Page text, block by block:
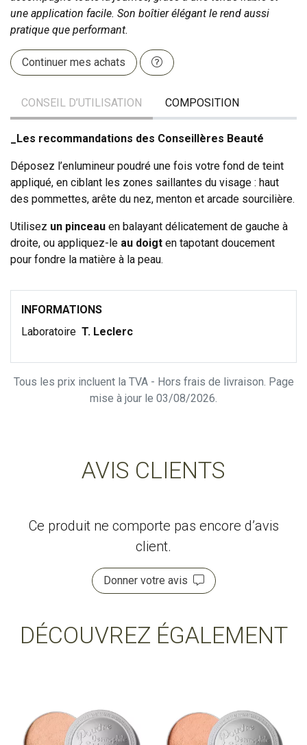
une application facile. Son boîtier élégant le rend aussi
pratique que performant.
Continuer mes achats
CONSEIL D’UTILISATION COMPOSITION
_Les recommandations des Conseillères Beauté
Déposez l’enlumineur poudré une fois votre fond de teint
appliqué, en ciblant les zones saillantes du visage : haut
des pommettes, arête du nez, menton et arcade sourcilière.
Utilisez un pinceau en balayant délicatement de gauche à
droite, ou appliquez-le au doigt en tapotant doucement
pour fondre la matière à la peau.
INFORMATIONS
Laboratoire T. Leclerc
Tous les prix incluent la TVA - Hors frais de livraison. Page
mise à jour le 03/08/2026.
AVIS CLIENTS
Ce produit ne comporte pas encore d’avis
client.
Donner votre avis
DÉCOUVREZ ÉGALEMENT